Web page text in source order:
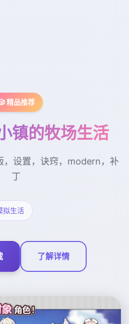
精品推荐
镇的牧场生活
，设置，诀窍，modern，补
丁
拟生活
了解详情